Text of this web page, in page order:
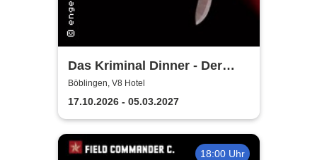
Das Kriminal Dinner - Der
letzte Joint der Marie Juana
Böblingen, V8 Hotel
17.10.2026 - 05.03.2027
18:00 Uhr